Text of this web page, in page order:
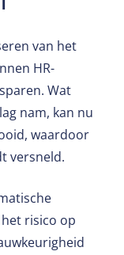
van het
HR-
Wat
nam, kan nu
waardoor
versneld.
risico op